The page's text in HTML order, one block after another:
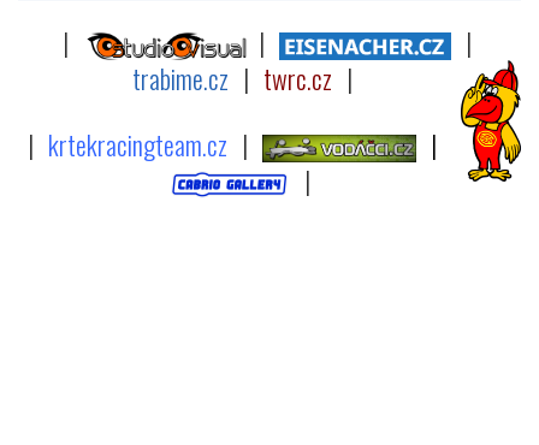
| |
|
trabime.cz | twrc.cz |
| krtekracingteam.cz |
|
|